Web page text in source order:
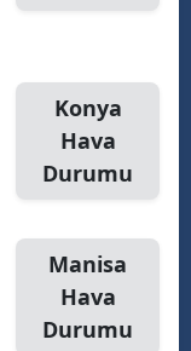
Konya
Hava
Durumu
Manisa
Hava
Durumu